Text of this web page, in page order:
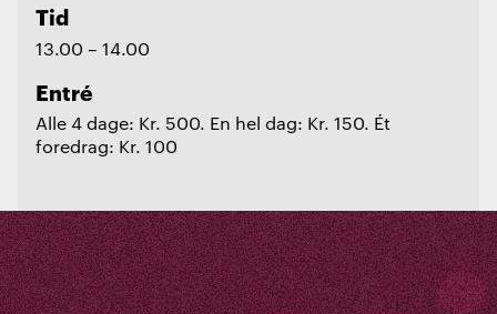
Tid
13.00 – 14.00
Entré
Alle 4 dage: Kr. 500. En hel dag: Kr. 150. Ét
foredrag: Kr. 100